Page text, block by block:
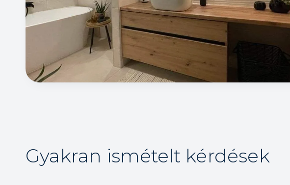
Gyakran ismételt kérdések